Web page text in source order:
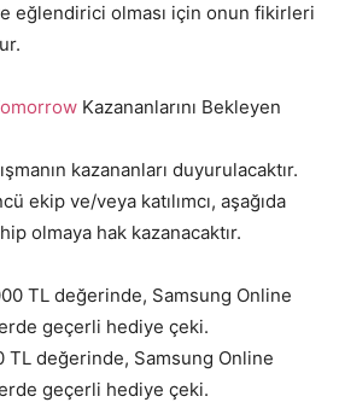
eğlendirici olması için onun fikirleri
Kazananlarını Bekleyen
kazananları duyurulacaktır.
ekip ve/veya katılımcı, aşağıda
olmaya hak kazanacaktır.
TL değerinde, Samsung Online
geçerli hediye çeki.
TL değerinde, Samsung Online
geçerli hediye çeki.